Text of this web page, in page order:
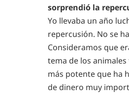
sorprendió la
Yo llevaba un año
repercusión. No se
Consideramos que
tema de los
más potente que ha
de dinero muy